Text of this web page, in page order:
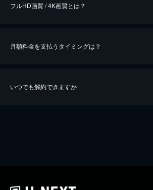
※40％ポイント還元の対象は、クレジットカード決済による作
iOSアプリのUコイン決済による作品の購入 / レンタルは、
フルHD画質 / 4K画質とは？
月額料金を支払うタイミングは？
いつでも解約できますか